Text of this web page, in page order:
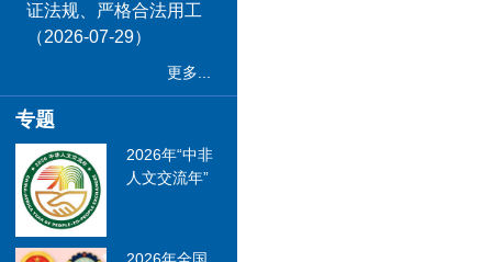
证法规、严格合法用工
（2026-07-29）
更多...
专题
2026年“中非
人文交流年”